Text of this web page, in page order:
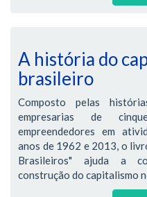
A história do
brasileiro
Composto pelas
empresarias de
empreendedores em
anos de 1962 e 2013, o
Brasileiros" ajuda a
construção do capitalismo